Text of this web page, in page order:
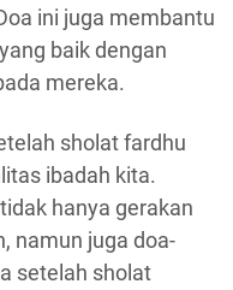
ini juga membantu
baik dengan
mereka.
sholat fardhu
ibadah kita.
hanya gerakan
namun juga doa-
setelah sholat